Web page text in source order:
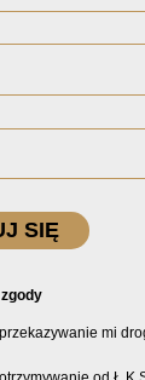
mi
newslettera
biletach,